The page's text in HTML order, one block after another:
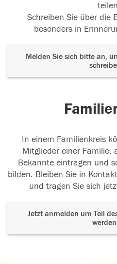
Schreiben Sie über die
besonders in
Melden Sie sich bitte an,
In einem Familienkreis
Mitglieder einer Familie,
Bekannte eintragen und
bilden. Bleiben Sie in
und tragen Sie sich
Jetzt anmelden um Teil